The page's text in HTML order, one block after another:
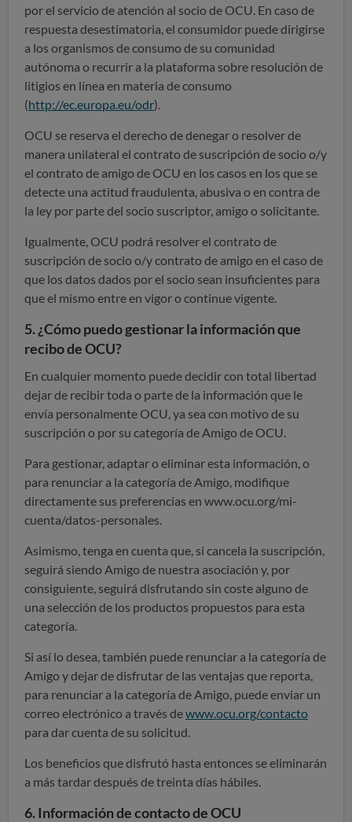
por el servicio de atención al socio de OCU. En caso de
respuesta desestimatoria, el consumidor puede dirigirse
a los organismos de consumo de su comunidad
autónoma o recurrir a la plataforma sobre resolución de
litigios en línea en materia de consumo
(http://ec.europa.eu/odr).
OCU se reserva el derecho de denegar o resolver de
manera unilateral el contrato de suscripción de socio o/y
el contrato de amigo de OCU en los casos en los que se
detecte una actitud fraudulenta, abusiva o en contra de
la ley por parte del socio suscriptor, amigo o solicitante.
Igualmente, OCU podrá resolver el contrato de
suscripción de socio o/y contrato de amigo en el caso de
que los datos dados por el socio sean insuficientes para
que el mismo entre en vigor o continue vigente.
5. ¿Cómo puedo gestionar la información que
recibo de OCU?
En cualquier momento puede decidir con total libertad
dejar de recibir toda o parte de la información que le
envía personalmente OCU, ya sea con motivo de su
suscripción o por su categoría de Amigo de OCU.
Para gestionar, adaptar o eliminar esta información, o
para renunciar a la categoría de Amigo, modifique
directamente sus preferencias en www.ocu.org/mi-
cuenta/datos-personales.
Asimismo, tenga en cuenta que, si cancela la suscripción,
seguirá siendo Amigo de nuestra asociación y, por
consiguiente, seguirá disfrutando sin coste alguno de
una selección de los productos propuestos para esta
categoría.
Si así lo desea, también puede renunciar a la categoría de
Amigo y dejar de disfrutar de las ventajas que reporta,
para renunciar a la categoría de Amigo, puede enviar un
correo electrónico a través dewww.ocu.org/contacto
para dar cuenta de su solicitud.
Los beneficios que disfrutó hasta entonces se eliminarán
a más tardar después de treinta días hábiles.
6. Información de contacto de OCU